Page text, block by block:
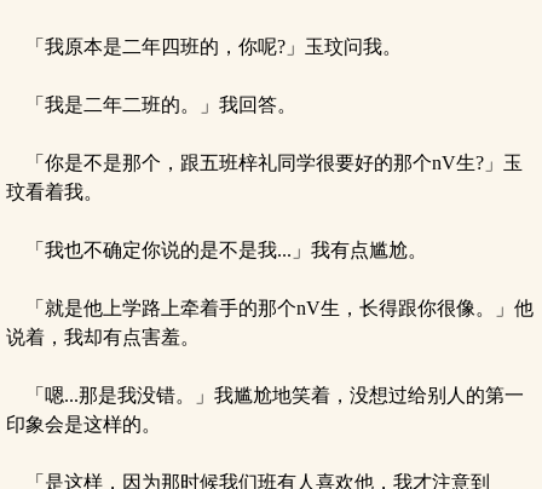
「我原本是二年四班的，你呢?」玉玟问我。
「我是二年二班的。」我回答。
「你是不是那个，跟五班梓礼同学很要好的那个nV生?」玉
玟看着我。
「我也不确定你说的是不是我...」我有点尴尬。
「就是他上学路上牵着手的那个nV生，长得跟你很像。」他
说着，我却有点害羞。
「嗯...那是我没错。」我尴尬地笑着，没想过给别人的第一
印象会是这样的。
「是这样，因为那时候我们班有人喜欢他，我才注意到